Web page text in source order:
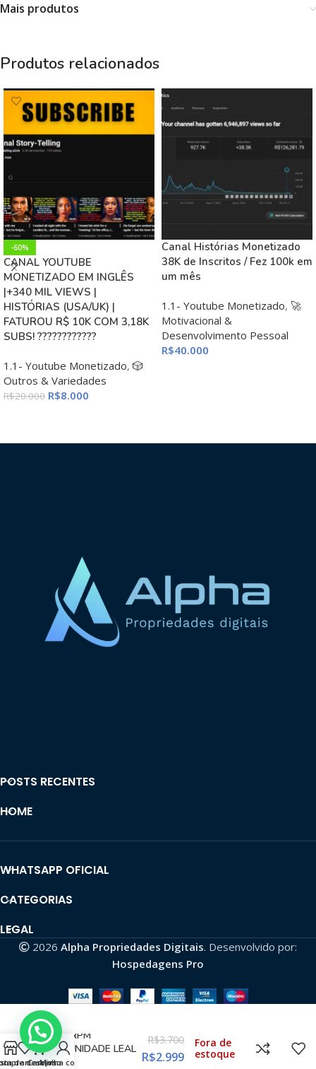
Mais produtos
Produtos relacionados
-60%
CANAL YOUTUBE
MONETIZADO EM INGLÊS
|+340 MIL VIEWS |
HISTÓRIAS (USA/UK) |
FATUROU R$ 10K COM 3,18K
SUBS! ????????????
1.1- Youtube Monetizado, 🎲
Outros & Variedades
R$20.000 R$8.000
Canal Histórias Monetizado
38K de Inscritos / Fez 100k em
um mês
1.1- Youtube Monetizado, 🚀
Motivacional &
Desenvolvimento Pessoal
R$40.000
POSTS RECENTES
HOME
WHATSAPP OFICIAL
CATEGORIAS
LEGAL
2026 Alpha Propriedades Digitais. Desenvolvido por:
Hospedagens Pro
de desejos
Carrinho
Minha conta
✅CANAL
MONETIZADO COM
BOM RPM
COMUNIDADE LEAL
ALTA
R$3.700
R$2.999
Fora de
estoque